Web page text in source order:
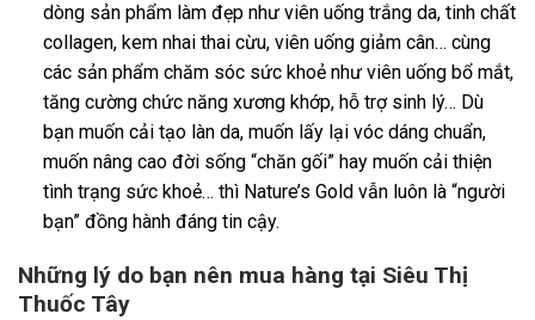
dòng sản phẩm làm đẹp như viên uống trắng da, tinh chất
collagen, kem nhai thai cừu, viên uống giảm cân… cùng
các sản phẩm chăm sóc sức khoẻ như viên uống bổ mắt,
tăng cường chức năng xương khớp, hỗ trợ sinh lý… Dù
bạn muốn cải tạo làn da, muốn lấy lại vóc dáng chuẩn,
muốn nâng cao đời sống “chăn gối” hay muốn cải thiện
tình trạng sức khoẻ… thì Nature’s Gold vẫn luôn là “người
bạn” đồng hành đáng tin cậy.
Những lý do bạn nên mua hàng tại Siêu Thị
Thuốc Tây